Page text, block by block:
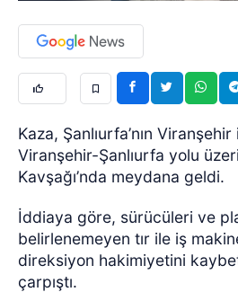
Kaza, Şanlıurfa’nın
Viranşehir-Şanlıurfa yolu
Kavşağı’nda meydana geldi.
İddiaya göre, sürücüleri ve
belirlenemeyen tır ile iş
direksiyon hakimiyetini
çarpıştı.